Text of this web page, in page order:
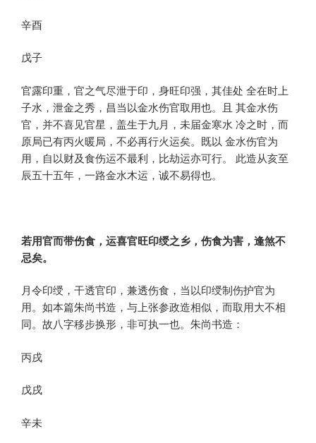
辛酉
戊子
官露印重，官之气尽泄于印，身旺印强，其佳处 全在时上
子水，泄金之秀，昌当以金水伤官取用也。且 其金水伤
官，并不喜见官星，盖生于九月，未届金寒水 冷之时，而
原局已有丙火暖局，不必再行火运矣。既以 金水伤官为
用，自以财及食伤运不最利，比劫运亦可行。 此造从亥至
辰五十五年，一路金水木运，诚不易得也。
若用官而带伤食，运喜官旺印绶之乡，伤食为害，逢煞不
忌矣。
月令印绶，干透官印，兼透伤食，当以印绶制伤护官为
用。如本篇朱尚书造，与上张参政造相似，而取用大不相
同。故八字移步换形，非可执一也。朱尚书造：
丙戌
戊戌
辛未